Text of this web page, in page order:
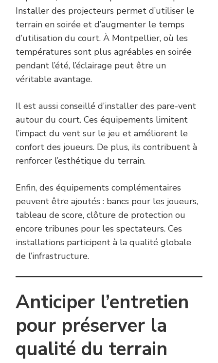
Installer des projecteurs permet d’utiliser le
terrain en soirée et d’augmenter le temps
d’utilisation du court. À Montpellier, où les
températures sont plus agréables en soirée
pendant l’été, l’éclairage peut être un
véritable avantage.
Il est aussi conseillé d’installer des pare-vent
autour du court. Ces équipements limitent
l’impact du vent sur le jeu et améliorent le
confort des joueurs. De plus, ils contribuent à
renforcer l’esthétique du terrain.
Enfin, des équipements complémentaires
peuvent être ajoutés : bancs pour les joueurs,
tableau de score, clôture de protection ou
encore tribunes pour les spectateurs. Ces
installations participent à la qualité globale
de l’infrastructure.
Anticiper l’entretien
pour préserver la
qualité du terrain